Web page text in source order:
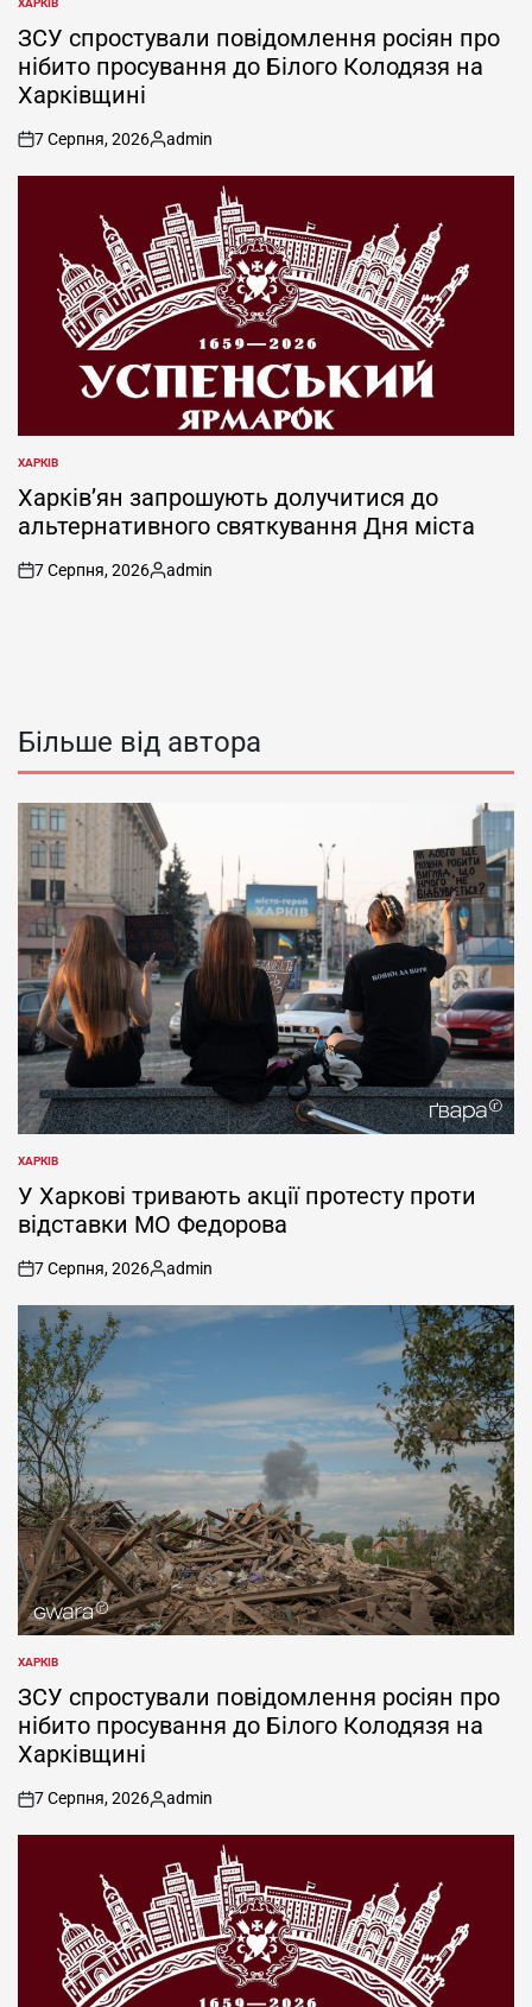
ОПУБЛІКУВАТИ
У
ЗСУ спростували повідомлення росіян про
нібито просування до Білого Колодязя на
Харківщині
on
7 Серпня, 2026
Опубліковано
admin
ОПУБЛІКУВАТИ
У
ХАРКІВ
Харків’ян запрошують долучитися до
альтернативного святкування Дня міста
on
7 Серпня, 2026
Опубліковано
admin
Більше від автора
ОПУБЛІКУВАТИ
У
ХАРКІВ
У Харкові тривають акції протесту проти
відставки МО Федорова
on
7 Серпня, 2026
Опубліковано
admin
ОПУБЛІКУВАТИ
У
ХАРКІВ
ЗСУ спростували повідомлення росіян про
нібито просування до Білого Колодязя на
Харківщині
on
7 Серпня, 2026
Опубліковано
admin